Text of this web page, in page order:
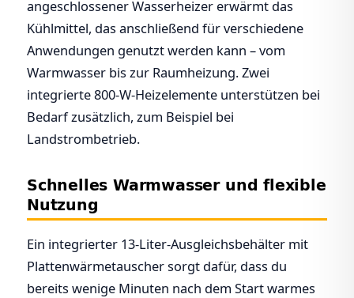
angeschlossener Wasserheizer erwärmt das
Kühlmittel, das anschließend für verschiedene
Anwendungen genutzt werden kann – vom
Warmwasser bis zur Raumheizung. Zwei
integrierte 800-W-Heizelemente unterstützen bei
Bedarf zusätzlich, zum Beispiel bei
Landstrombetrieb.
Schnelles Warmwasser und flexible
Nutzung
Ein integrierter 13-Liter-Ausgleichsbehälter mit
Plattenwärmetauscher sorgt dafür, dass du
bereits wenige Minuten nach dem Start warmes